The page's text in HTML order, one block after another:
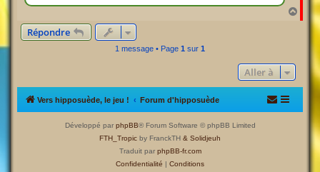
a
Répondre
1 message • Page 1 sur 1
Aller à
Vers hipposuède, le jeu ! Forum d'hipposuède
Développé par phpBB® Forum Software © phpBB Limited
FTH_Tropic by FranckTH & Solidjeuh
Traduit par phpBB-fr.com
Confidentialité | Conditions